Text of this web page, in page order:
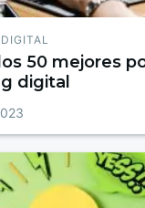
50 mejores
digital